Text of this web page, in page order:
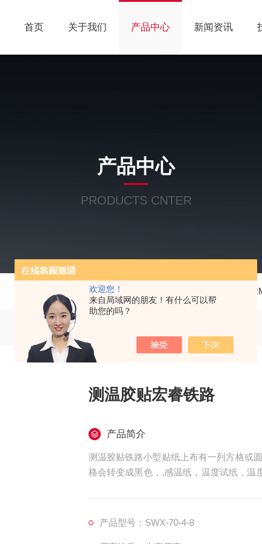
欢迎您！
来自局域网的朋友！有什么可以帮
助您的吗？
首页 关于我们 产品中心 新闻资讯
产品中心
PRODUCTS CNTER
当前位置：
测温胶贴宏睿铁路
产品简介
测温胶贴铁路小型贴纸上布有一列方格或
格会转变成黑色，,感温纸，温度试纸，温
产品型号：SWX-70-4-8